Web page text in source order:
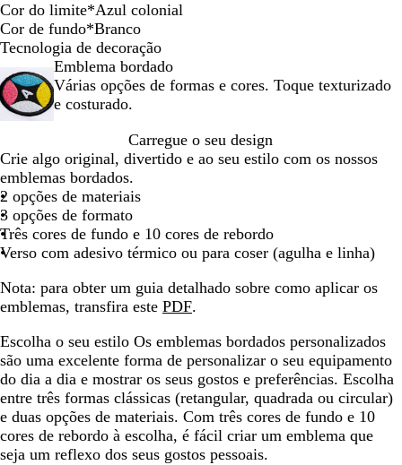
Cor do limite*Azul colonial
P
r
t
o
E
s
e
r
d
a
C
a
d
i
l
A
z
l
c
o
n
i
a
l
T
a
g
e
n
a
A
z
l
a
n
z
e
n
t
a
o
p
l
i
d
o
C
i
z
a
e
n
t
e
D
o
r
a
e
s
p
a
n
h
l
V
e
m
e
o
-
r
u
b
i
r
i
h
a
n
t
e
B
r
n
c
Cor de fundo*Branco
B
a
n
C
n
z
t
o
P
e
t
Tecnologia de decoração
Emblema bordado
Várias opções de formas e cores. Toque texturizado
e costurado.
Carregue o seu design
Crie algo original, divertido e ao seu estilo com os nossos
emblemas bordados.
2 opções de materiais
3 opções de formato
Três cores de fundo e 10 cores de rebordo
Verso com adesivo térmico ou para coser (agulha e linha)
Nota: para obter um guia detalhado sobre como aplicar os
emblemas, transfira este PDF.
Escolha o seu estilo Os emblemas bordados personalizados
são uma excelente forma de personalizar o seu equipamento
do dia a dia e mostrar os seus gostos e preferências. Escolha
entre três formas clássicas (retangular, quadrada ou circular)
e duas opções de materiais. Com três cores de fundo e 10
cores de rebordo à escolha, é fácil criar um emblema que
seja um reflexo dos seus gostos pessoais.